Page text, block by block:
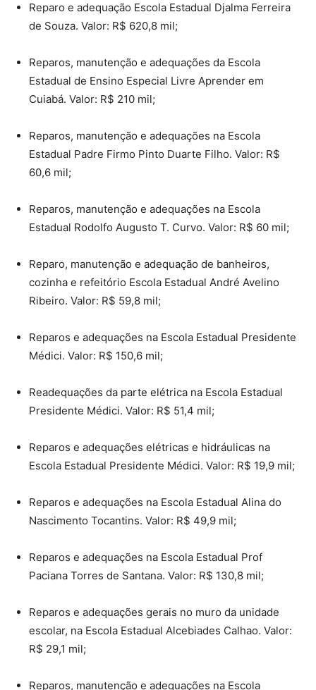
Reparo e adequação Escola Estadual Djalma Ferreira
de Souza. Valor: R$ 620,8 mil;
Reparos, manutenção e adequações da Escola
Estadual de Ensino Especial Livre Aprender em
Cuiabá. Valor: R$ 210 mil;
Reparos, manutenção e adequações na Escola
Estadual Padre Firmo Pinto Duarte Filho. Valor: R$
60,6 mil;
Reparos, manutenção e adequações na Escola
Estadual Rodolfo Augusto T. Curvo. Valor: R$ 60 mil;
Reparo, manutenção e adequação de banheiros,
cozinha e refeitório Escola Estadual André Avelino
Ribeiro. Valor: R$ 59,8 mil;
Reparos e adequações na Escola Estadual Presidente
Médici. Valor: R$ 150,6 mil;
Readequações da parte elétrica na Escola Estadual
Presidente Médici. Valor: R$ 51,4 mil;
Reparos e adequações elétricas e hidráulicas na
Escola Estadual Presidente Médici. Valor: R$ 19,9 mil;
Reparos e adequações na Escola Estadual Alina do
Nascimento Tocantins. Valor: R$ 49,9 mil;
Reparos e adequações na Escola Estadual Prof
Paciana Torres de Santana. Valor: R$ 130,8 mil;
Reparos e adequações gerais no muro da unidade
escolar, na Escola Estadual Alcebiades Calhao. Valor:
R$ 29,1 mil;
Reparos, manutenção e adequações na Escola